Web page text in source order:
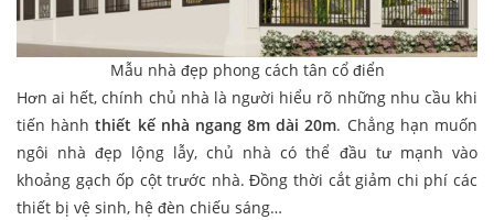
Mẫu nhà đẹp phong cách tân cổ điển
Hơn ai hết, chính chủ nhà là người hiểu rõ những nhu cầu khi
tiến hànhthiết kế nhà ngang 8m dài 20m. Chẳng hạn muốn
ngôi nhà đẹp lộng lẫy, chủ nhà có thể đầu tư mạnh vào
khoảng gạch ốp cột trước nhà. Đồng thời cắt giảm chi phí các
thiết bị vệ sinh, hệ đèn chiếu sáng…